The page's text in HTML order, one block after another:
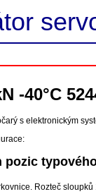
-40°C
s elektronickým
pozic
Rozteč